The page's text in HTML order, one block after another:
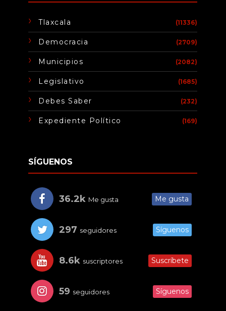
Tlaxcala (11336)
Democracia (2709)
Municipios (2082)
Legislativo (1685)
Debes Saber (232)
Expediente Político (169)
SÍGUENOS
36.2k Me gusta Me gusta
297 seguidores Síguenos
8.6k suscriptores Suscríbete
59 seguidores Síguenos